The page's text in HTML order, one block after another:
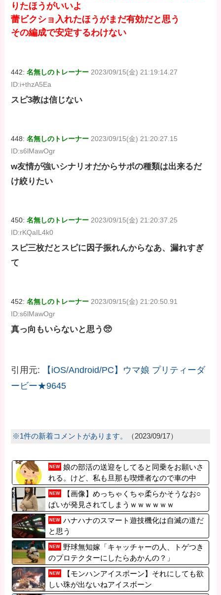
りたほうがいいよ
蕾ビクショ入れたほうがまだ有効だと思う
その編成で安定するわけない
442:名無しのトレーナー 2023/09/15(金) 21:19:14.27
ID:i+thzA5Ea
スピ3教は信じない
448:名無しのトレーナー 2023/09/15(金) 21:20:27.15
ID:s6lMawOgr
w友情が強いシナリオだからサポの種類は出来るだ
け絞りたい
450:名無しのトレーナー 2023/09/15(金) 21:20:37.25
ID:rKQaIL4k0
スピ三枚だとスピに因子振れんからなあ、漏れすぎ
て
452:名無しのトレーナー 2023/09/15(金) 21:20:50.91
ID:s6lMawOgr
真っ向もいらないと思う🥺
引用元:
【iOS/Android/PC】ウマ娘 プリティーダ
ービー★9645
※1件の新着コメントがあります。 （2023/09/17）
NEW 娘の部活の送迎をしてると同乗をお願いさ
れる。けど、私も旦那も喫煙者なので車の中
が...
NEW
【画像】めっちゃくちゃ柔らかそうなお○
ぱいが発見されてしまうｗｗｗｗｗｗ
NEW ハナハナのスマート遊技機化は自滅の道だ
と思う
NEW
野球無知嫁「キャッチャーの人、トゲつき
のプロテクターにしたらあかんの？」
NEW
【モンハンアイスボーン】それにしても欲
しい珠が出ないねアイスボーン